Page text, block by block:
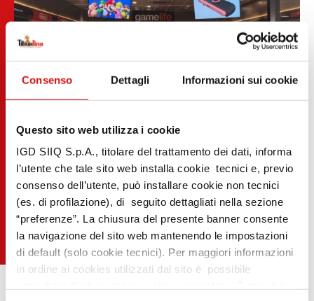
Consenso Dettagli Informazioni sui cookie
Questo sito web utilizza i cookie
IGD SIIQ S.p.A., titolare del trattamento dei dati, informa
l’utente che tale sito web installa cookie tecnici e, previo
consenso dell’utente, può installare cookie non tecnici
(es. di profilazione), di seguito dettagliati nella sezione
“preferenze”. La chiusura del presente banner consente
la navigazione del sito web mantenendo le impostazioni
di default (solo cookie tecnici). Per maggiori informazioni
in ordine ai cookies utilizzati dal sito è possibile